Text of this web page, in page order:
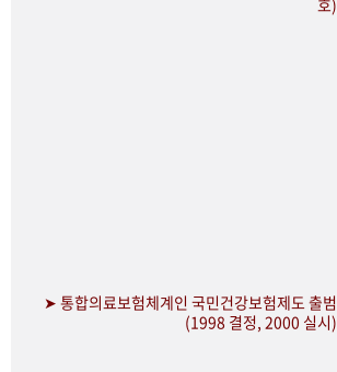
호)
➤ 통합의료보험체계인 국민건강보험제도 출범
(1998 결정, 2000 실시)